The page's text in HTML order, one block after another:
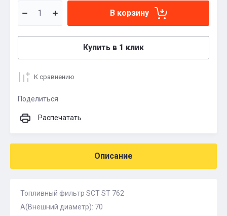
В корзину
Купить в 1 клик
К сравнению
Поделиться
Распечатать
Описание
Топливный фильтр SCT ST 762
A(Внешний диаметр): 70